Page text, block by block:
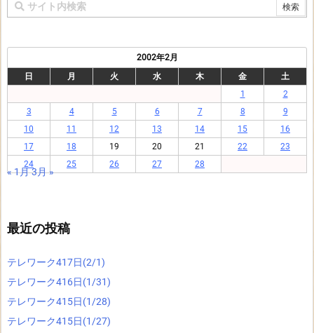
2002年2月
日
月 火 水 木 金
土
1
2
3
4 5 6 7 8
9
10
11 12 13 14 15
16
17
18 19 20 21 22
23
24
25 26 27 28
« 1月3月 »
最近の投稿
テレワーク417日(2/1)
テレワーク416日(1/31)
テレワーク415日(1/28)
テレワーク415日(1/27)